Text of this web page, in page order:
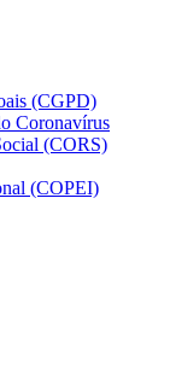
(CGPD)
Coronavírus
(CORS)
(COPEI)